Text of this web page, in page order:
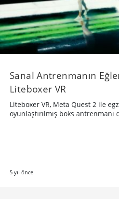
Sanal Antrenmanın
Liteboxer VR
Liteboxer VR, Meta Quest 2 ile
oyunlaştırılmış boks
5 yıl önce